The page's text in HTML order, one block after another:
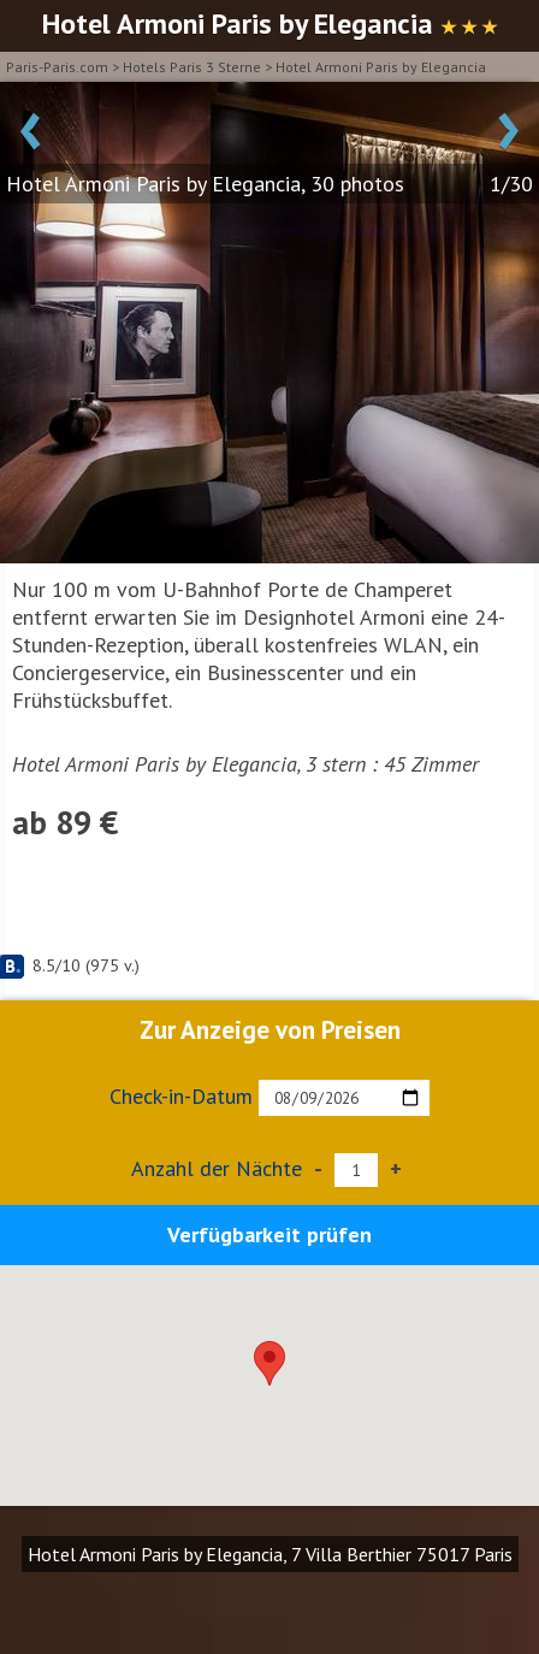
Hotel Armoni Paris by Elegancia ★ ★ ★
Paris-Paris.com > Hotels Paris 3 Sterne > Hotel Armoni Paris by Elegancia
‹ ›
Hotel Armoni Paris by Elegancia, 30 photos 1/30
Nur 100 m vom U-Bahnhof Porte de Champeret
entfernt erwarten Sie im Designhotel Armoni eine 24-
Stunden-Rezeption, überall kostenfreies WLAN, ein
Conciergeservice, ein Businesscenter und ein
Frühstücksbuffet.
Hotel Armoni Paris by Elegancia, 3 stern : 45 Zimmer
ab 89 €
8.5/10 (975 v.)
Zur Anzeige von Preisen
Check-in-Datum
Anzahl der Nächte - +
Verfügbarkeit prüfen
Hotel Armoni Paris by Elegancia, 7 Villa Berthier 75017 Paris